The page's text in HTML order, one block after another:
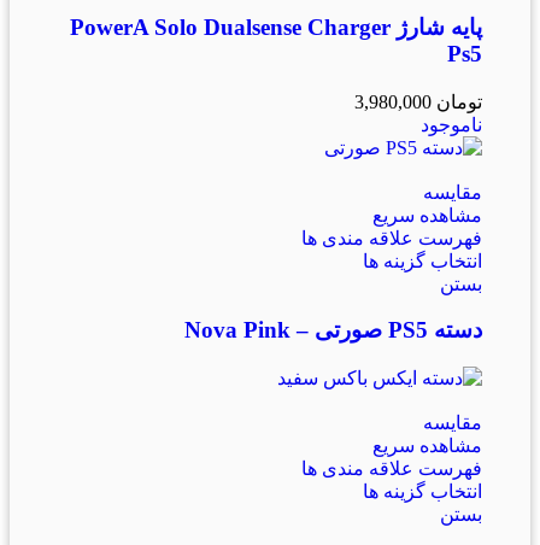
پایه شارژ PowerA Solo Dualsense Charger
Ps5
تومان
ناموجود
مقایسه
مشاهده سریع
فهرست علاقه مندی ها
انتخاب گزینه ها
بستن
دسته PS5 صورتی – Nova Pink
مقایسه
مشاهده سریع
فهرست علاقه مندی ها
انتخاب گزینه ها
بستن